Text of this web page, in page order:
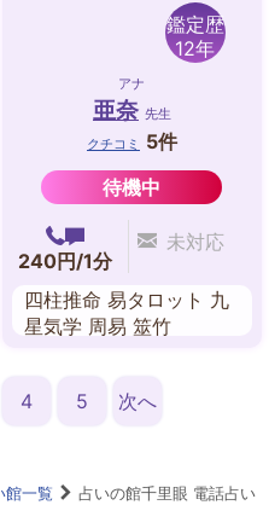
鑑定歴
12年
アナ
亜奈 先生
クチコミ
5件
待機中
240円/1分
未対応
四柱推命 易タロット 九
星気学 周易 筮竹
4 5 次へ
館一覧
占いの館千里眼 電話占い